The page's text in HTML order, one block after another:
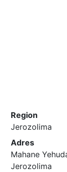
Region
Jerozolima
Adres
Mahane
Jerozolima